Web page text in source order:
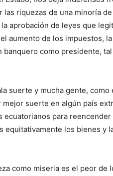
riquezas de una minoría
aprobación de leyes que
aumento de los impuestos,
banquero como presidente,
suerte y mucha gente, como
suerte en algún país
para reencender
equitativamente los bienes y
como miseria es el peor de